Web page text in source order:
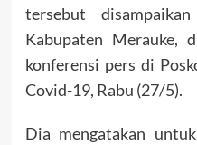
tersebut
Kabupaten Merauke,
konferensi pers di
Covid-19, Rabu (27/5).
Dia mengatakan